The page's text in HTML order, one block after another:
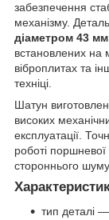
забезпечення
механізму.
діаметром 43 мм
встановлених на
віброплитах та
техніці.
Шатун
високих
експлуатації.
роботі
стороннього шуму
тип деталі